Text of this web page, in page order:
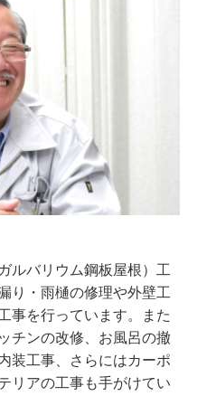
ルバリウム鋼板屋根）工
り・雨樋の修理や外壁工
事を行っています。また
チンの改修、お風呂の撤
装工事、さらにはカーポ
リアの工事も手がけてい